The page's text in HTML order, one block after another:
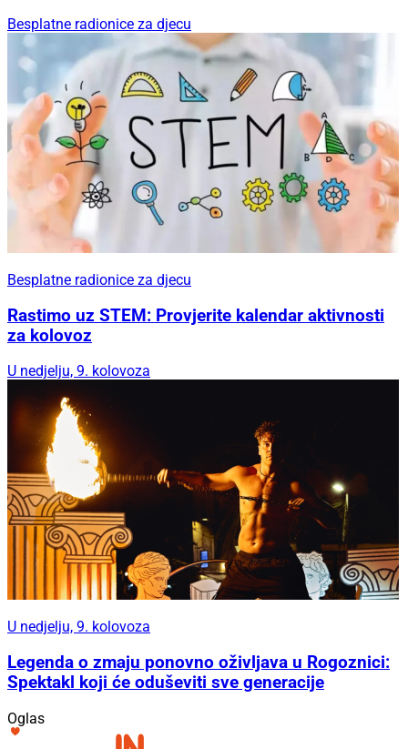
Besplatne radionice za djecu
Besplatne radionice za djecu
Rastimo uz STEM: Provjerite kalendar aktivnosti
za kolovoz
U nedjelju, 9. kolovoza
U nedjelju, 9. kolovoza
Legenda o zmaju ponovno oživljava u Rogoznici:
Spektakl koji će oduševiti sve generacije
Oglas